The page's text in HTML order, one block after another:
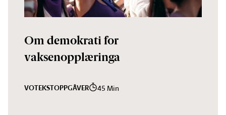
Om demokrati for
vaksenopplæringa
VOTEKSTOPPGÅVER 45 Min